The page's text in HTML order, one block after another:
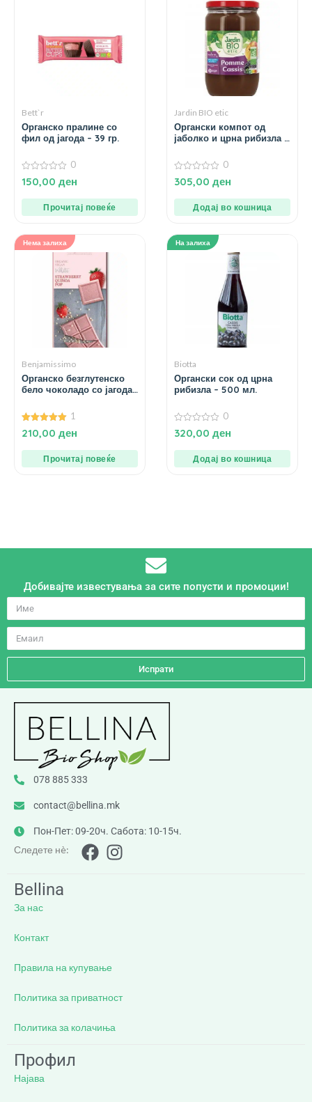
Bett`r
Органско пралине со
фил од јагода – 39 гр.
0
од
0
150,00 ден
Прочитај повеќе
Jardin BIO etic
Органски компот од
јаболко и црна рибизла –
0
од
0
305,00 ден
Додај во кошница
Нема залиха
Benjamissimo
Органско безглутенско
бело чоколадо со јагода
5.00
од 5
1
210,00 ден
Прочитај повеќе
На залиха
Biotta
Органски сок од црна
рибизла – 500 мл.
0
од
0
320,00 ден
Додај во кошница
Добивајте известувања за сите попусти и промоции!
Испрати
078 885 333
contact@bellina.mk
Пон-Пет: 09-20ч. Сабота: 10-15ч.
Следете нè:
Bellina
За нас
Контакт
Правила на купување
Политика за приватност
Политика за колачиња
Профил
Најава